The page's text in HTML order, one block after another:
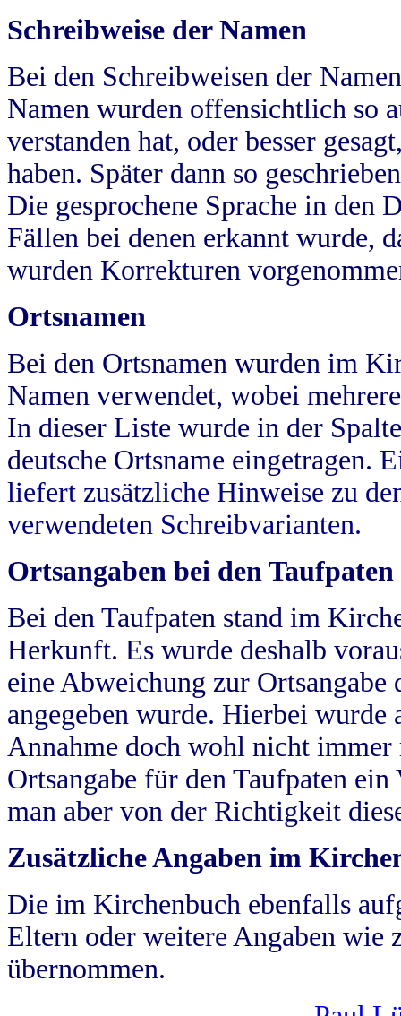
Schreibweise der Namen
Bei den Schreibweisen der
Namen wurden offensichtlich so
verstanden hat, oder besser
haben. Später dann so
Die gesprochene Sprache in
Fällen bei denen erkannt wurde,
wurden Korrekturen
Ortsnamen
Bei den Ortsnamen wurden im
Namen verwendet, wobei
In dieser Liste wurde in der
deutsche Ortsname eingetragen.
liefert zusätzliche Hinweise zu
verwendeten Schreibvarianten.
Ortsangaben bei den Taufpaten
Bei den Taufpaten stand im
Herkunft. Es wurde deshalb
eine Abweichung zur
angegeben wurde. Hierbei wurde
Annahme doch wohl nicht
Ortsangabe für den Taufpaten
man aber von der Richtigkeit
Zusätzliche Angaben im
Die im Kirchenbuch ebenfalls
Eltern oder weitere Angaben wie
übernommen.